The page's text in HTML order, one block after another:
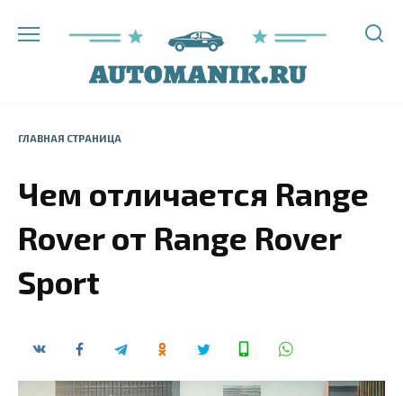
ГЛАВНАЯ СТРАНИЦА
Чем отличается Range
Rover от Range Rover
Sport